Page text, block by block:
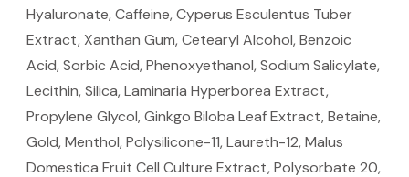
Hyaluronate, Caffeine, Cyperus Esculentus Tuber
Extract, Xanthan Gum, Cetearyl Alcohol, Benzoic
Acid, Sorbic Acid, Phenoxyethanol, Sodium Salicylate,
Lecithin, Silica, Laminaria Hyperborea Extract,
Propylene Glycol, Ginkgo Biloba Leaf Extract, Betaine,
Gold, Menthol, Polysilicone-11, Laureth-12, Malus
Domestica Fruit Cell Culture Extract, Polysorbate 20,